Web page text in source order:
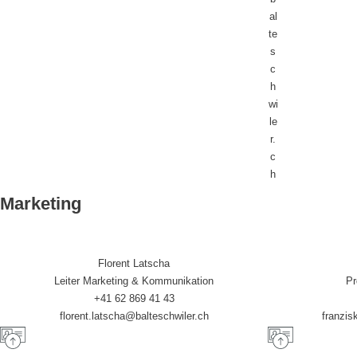
al
te
s
c
h
wi
le
r.
c
h
Marketing
Florent Latscha
Leiter Marketing & Kommunikation
+41 62 869 41 43
florent.latscha@balteschwiler.ch